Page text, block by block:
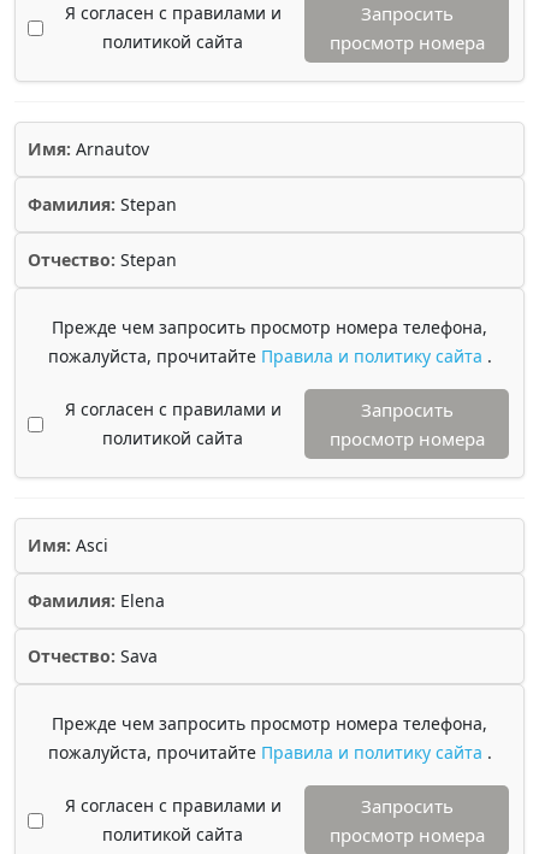
Я согласен с правилами и
политикой сайта
Запросить
просмотр номера
Имя: Arnautov
Фамилия: Stepan
Отчество: Stepan
Прежде чем запросить просмотр номера телефона,
пожалуйста, прочитайте Правила и политику сайта .
Я согласен с правилами и
политикой сайта
Запросить
просмотр номера
Имя: Asci
Фамилия: Elena
Отчество: Sava
Прежде чем запросить просмотр номера телефона,
пожалуйста, прочитайте Правила и политику сайта .
Я согласен с правилами и
политикой сайта
Запросить
просмотр номера